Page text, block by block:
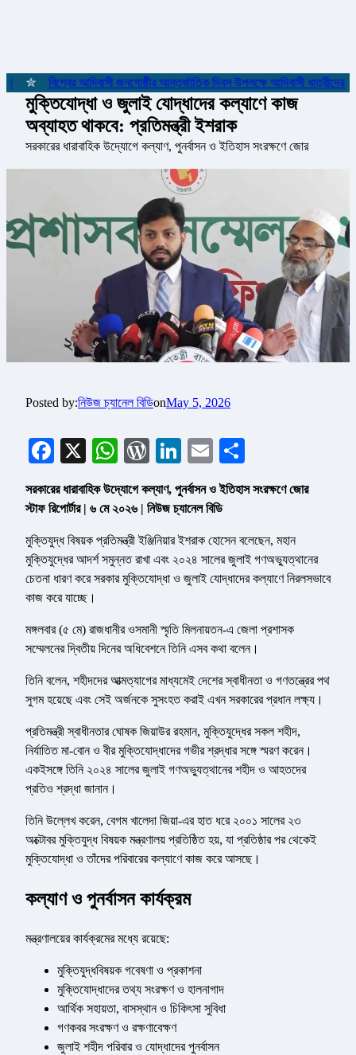
✮ বিশ্বের আদিবাসী জনগোষ্ঠীর আন্তর্জাতিক দিবস উপলক্ষে আদিবাসী ধাত্রীদের
মুক্তিযোদ্ধা ও জুলাই যোদ্ধাদের কল্যাণে কাজ
অব্যাহত থাকবে: প্রতিমন্ত্রী ইশরাক
সরকারের ধারাবাহিক উদ্যোগে কল্যাণ, পুনর্বাসন ও ইতিহাস সংরক্ষণে জোর
Posted by:নিউজ চ্যানেল বিডিonMay 5, 2026
Facebook
X WhatsApp
WordPress
LinkedIn
Email
সরকারের ধারাবাহিক উদ্যোগে কল্যাণ, পুনর্বাসন ও ইতিহাস সংরক্ষণে জোর
স্টাফ রিপোর্টার | ৬ মে ২০২৬ | নিউজ চ্যানেল বিডি
মুক্তিযুদ্ধ বিষয়ক প্রতিমন্ত্রী ইঞ্জিনিয়ার ইশরাক হোসেন বলেছেন, মহান
মুক্তিযুদ্ধের আদর্শ সমুন্নত রাখা এবং ২০২৪ সালের জুলাই গণঅভ্যুত্থানের
চেতনা ধারণ করে সরকার মুক্তিযোদ্ধা ও জুলাই যোদ্ধাদের কল্যাণে নিরলসভাবে
কাজ করে যাচ্ছে।
মঙ্গলবার (৫ মে) রাজধানীর ওসমানী স্মৃতি মিলনায়তন-এ জেলা প্রশাসক
সম্মেলনের দ্বিতীয় দিনের অধিবেশনে তিনি এসব কথা বলেন।
তিনি বলেন, শহীদদের আত্মত্যাগের মাধ্যমেই দেশের স্বাধীনতা ও গণতন্ত্রের পথ
সুগম হয়েছে এবং সেই অর্জনকে সুসংহত করাই এখন সরকারের প্রধান লক্ষ্য।
প্রতিমন্ত্রী স্বাধীনতার ঘোষক জিয়াউর রহমান, মুক্তিযুদ্ধের সকল শহীদ,
নির্যাতিত মা-বোন ও বীর মুক্তিযোদ্ধাদের গভীর শ্রদ্ধার সঙ্গে স্মরণ করেন।
একইসঙ্গে তিনি ২০২৪ সালের জুলাই গণঅভ্যুত্থানের শহীদ ও আহতদের
প্রতিও শ্রদ্ধা জানান।
তিনি উল্লেখ করেন, বেগম খালেদা জিয়া-এর হাত ধরে ২০০১ সালের ২৩
অক্টোবর মুক্তিযুদ্ধ বিষয়ক মন্ত্রণালয় প্রতিষ্ঠিত হয়, যা প্রতিষ্ঠার পর থেকেই
মুক্তিযোদ্ধা ও তাঁদের পরিবারের কল্যাণে কাজ করে আসছে।
কল্যাণ ও পুনর্বাসন কার্যক্রম
মন্ত্রণালয়ের কার্যক্রমের মধ্যে রয়েছে:
মুক্তিযুদ্ধবিষয়ক গবেষণা ও প্রকাশনা
মুক্তিযোদ্ধাদের তথ্য সংরক্ষণ ও হালনাগাদ
আর্থিক সহায়তা, বাসস্থান ও চিকিৎসা সুবিধা
গণকবর সংরক্ষণ ও রক্ষণাবেক্ষণ
জুলাই শহীদ পরিবার ও যোদ্ধাদের পুনর্বাসন